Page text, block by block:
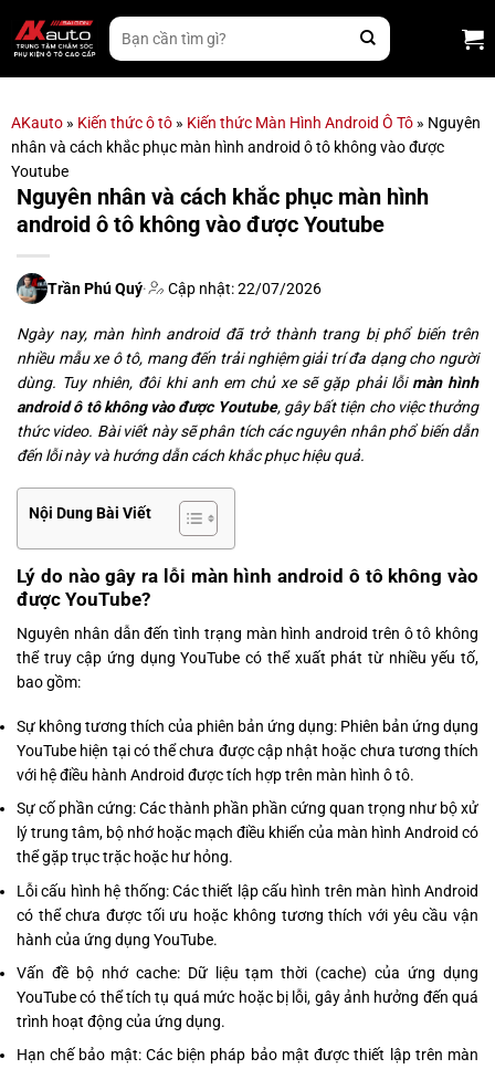
qua
nội
Tìm
kiếm:
AKauto » Kiến thức ô tô » Kiến thức Màn Hình Android Ô Tô » Nguyên
nhân và cách khắc phục màn hình android ô tô không vào được
Youtube
Nguyên nhân và cách khắc phục màn hình
android ô tô không vào được Youtube
Trần Phú Quý· Cập nhật: 22/07/2026
Ngày nay, màn hình android đã trở thành trang bị phổ biến trên
nhiều mẫu xe ô tô, mang đến trải nghiệm giải trí đa dạng cho người
dùng. Tuy nhiên, đôi khi anh em chủ xe sẽ gặp phải lỗi màn hình
android ô tô không vào được Youtube, gây bất tiện cho việc thưởng
thức video. Bài viết này sẽ phân tích các nguyên nhân phổ biến dẫn
đến lỗi này và hướng dẫn cách khắc phục hiệu quả.
Nội Dung Bài Viết
Lý do nào gây ra lỗi màn hình android ô tô không vào
được YouTube?
Nguyên nhân dẫn đến tình trạng màn hình android trên ô tô không
thể truy cập ứng dụng YouTube có thể xuất phát từ nhiều yếu tố,
bao gồm:
Sự không tương thích của phiên bản ứng dụng: Phiên bản ứng dụng
YouTube hiện tại có thể chưa được cập nhật hoặc chưa tương thích
với hệ điều hành Android được tích hợp trên màn hình ô tô.
Sự cố phần cứng: Các thành phần phần cứng quan trọng như bộ xử
lý trung tâm, bộ nhớ hoặc mạch điều khiển của màn hình Android có
thể gặp trục trặc hoặc hư hỏng.
Lỗi cấu hình hệ thống: Các thiết lập cấu hình trên màn hình Android
có thể chưa được tối ưu hoặc không tương thích với yêu cầu vận
hành của ứng dụng YouTube.
Vấn đề bộ nhớ cache: Dữ liệu tạm thời (cache) của ứng dụng
YouTube có thể tích tụ quá mức hoặc bị lỗi, gây ảnh hưởng đến quá
trình hoạt động của ứng dụng.
Hạn chế bảo mật: Các biện pháp bảo mật được thiết lập trên màn